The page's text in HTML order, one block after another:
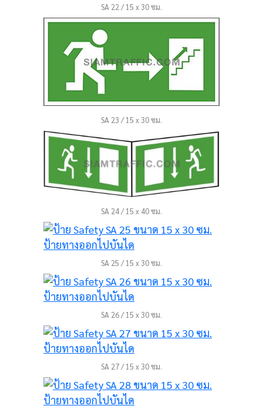
SA 22 / 15 x 30 ซม.
SA 23 / 15 x 30 ซม.
SA 24 / 15 x 40 ซม.
SA 25 / 15 x 30 ซม.
SA 26 / 15 x 30 ซม.
SA 27 / 15 x 30 ซม.